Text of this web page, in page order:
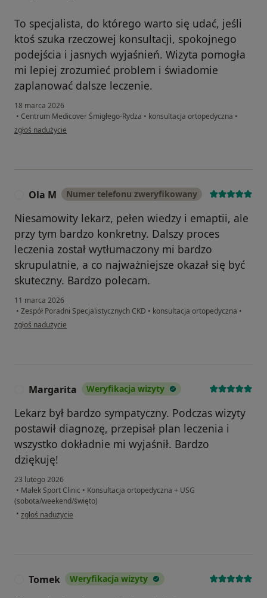
To specjalista, do którego warto się udać, jeśli
ktoś szuka rzeczowej konsultacji, spokojnego
podejścia i jasnych wyjaśnień. Wizyta pomogła
mi lepiej zrozumieć problem i świadomie
zaplanować dalsze leczenie.
18 marca 2026
• Centrum Medicover Śmigłego-Rydza • konsultacja ortopedyczna •
w opinii użytkownika Viola Swoboda
zgłoś nadużycie
Ola M Numer telefonu zweryfikowany
Niesamowity lekarz, pełen wiedzy i emaptii, ale
przy tym bardzo konkretny. Dalszy proces
leczenia został wytłumaczony mi bardzo
skrupulatnie, a co najważniejsze okazał się być
skuteczny. Bardzo polecam.
11 marca 2026
• Zespół Poradni Specjalistycznych CKD • konsultacja ortopedyczna •
w opinii użytkownika Ola M
zgłoś nadużycie
Margarita Weryfikacja wizyty
Lekarz był bardzo sympatyczny. Podczas wizyty
postawił diagnozę, przepisał plan leczenia i
wszystko dokładnie mi wyjaśnił. Bardzo
dziękuję!
23 lutego 2026
• Małek Sport Clinic • Konsultacja ortopedyczna + USG
(sobota/weekend/święto)
• w opinii użytkownika Margarita
zgłoś nadużycie
Tomek Weryfikacja wizyty